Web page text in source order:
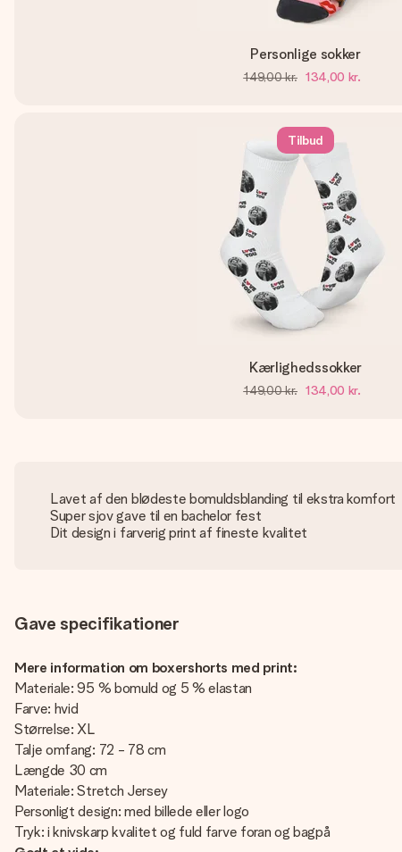
Personlige sokker
149,00 kr. 134,00 kr.
Tilbud
Kærlighedssokker
149,00 kr. 134,00 kr.
Lavet af den blødeste bomuldsblanding til ekstra komfort
Super sjov gave til en bachelor fest
Dit design i farverig print af fineste kvalitet
Gave specifikationer
Mere information om boxershorts med print:
Materiale: 95 % bomuld og 5 % elastan
Farve: hvid
Størrelse: XL
Talje omfang: 72 - 78 cm
Længde 30 cm
Materiale: Stretch Jersey
Personligt design: med billede eller logo
Tryk: i knivskarp kvalitet og fuld farve foran og bagpå